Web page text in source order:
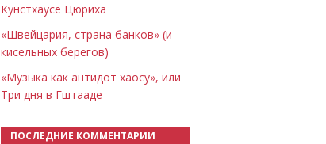
Кунстхаусе Цюриха
«Швейцария, страна банков» (и
кисельных берегов)
«Музыка как антидот хаосу», или
Три дня в Гштааде
ПОСЛЕДНИЕ КОММЕНТАРИИ